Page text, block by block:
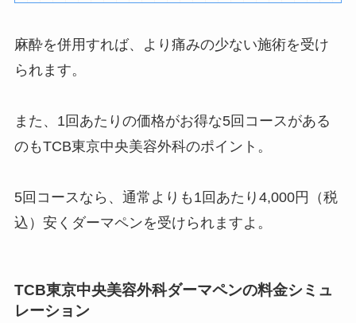
麻酔を併用すれば、より痛みの少ない施術を受け
られます。
また、1回あたりの価格がお得な5回コースがある
のもTCB東京中央美容外科のポイント。
5回コースなら、 通常よりも1回あたり4,000円（税
込）安く ダーマペンを受けられますよ。
TCB東京中央美容外科ダーマペンの料金シミュ
レーション